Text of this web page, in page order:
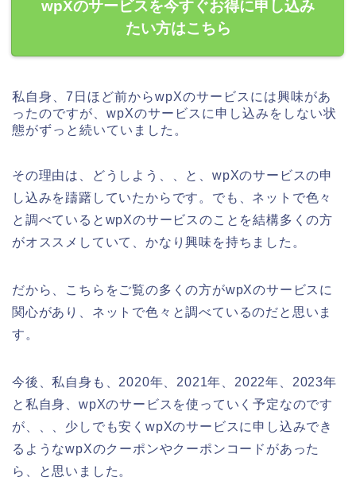
wpXのサービスを今すぐお得に申し込み
たい方はこちら
私自身、7日ほど前からwpXのサービスには興味があ
ったのですが、wpXのサービスに申し込みをしない状
態がずっと続いていました。
その理由は、どうしよう、、と、wpXのサービスの申
し込みを躊躇していたからです。でも、ネットで色々
と調べているとwpXのサービスのことを結構多くの方
がオススメしていて、かなり興味を持ちました。
だから、こちらをご覧の多くの方がwpXのサービスに
関心があり、ネットで色々と調べているのだと思いま
す。
今後、私自身も、2020年、2021年、2022年、2023年
と私自身、wpXのサービスを使っていく予定なのです
が、、、少しでも安くwpXのサービスに申し込みでき
るようなwpXのクーポンやクーポンコードがあった
ら、と思いました。